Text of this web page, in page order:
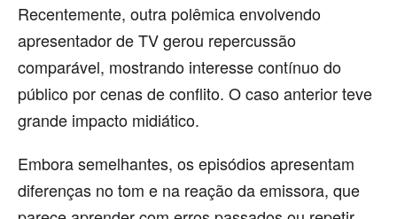
Recentemente, outra polêmica envolvendo
apresentador de TV gerou repercussão
comparável, mostrando interesse contínuo do
público por cenas de conflito. O caso anterior teve
grande impacto midiático.
Embora semelhantes, os episódios apresentam
diferenças no tom e na reação da emissora, que